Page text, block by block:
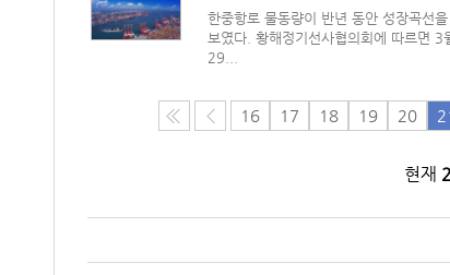
한중항로 물동량이 반년 동안 성장곡선
보였다. 황해정기선사협의회에 따르면
29...
16 17 18 19 20
현재